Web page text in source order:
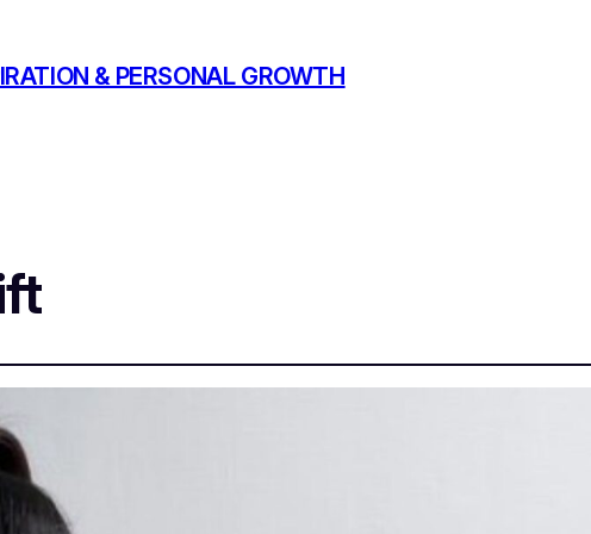
& PERSONAL GROWTH